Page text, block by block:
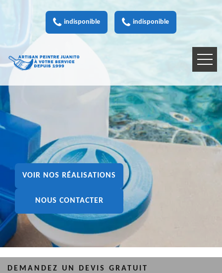
indisponible indisponible
VOIR NOS RÉALISATIONS
NOUS CONTACTER
DEMANDEZ UN DEVIS GRATUIT